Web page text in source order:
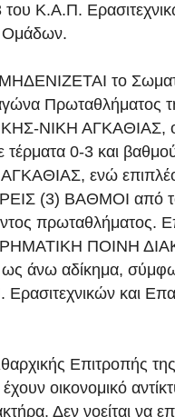
Κ.Α.Π.
Ομάδων.
ΜΗΔΕΝΙΖΕΤΑΙ το
Πρωταθλήματος
ΝΙΚΗ ΑΓΚΑΘΙΑΣ,
τέρματα 0-3 και
ενώ
(3) ΒΑΘΜΟΙ από
πρωταθλήματος.
ΠΟΙΝΗ
ως άνω αδίκημα,
και
Επιτροπής
οικονομικό
Δεν νοείται να